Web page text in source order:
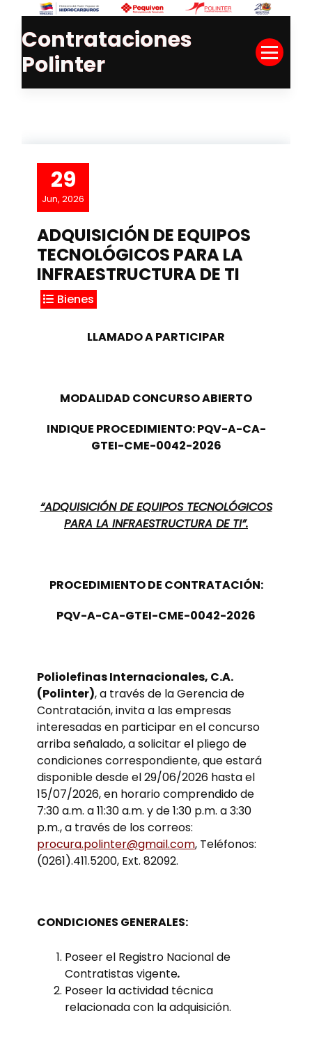
Skip
Content
Contrataciones
Polinter
29
Jun, 2026
ADQUISICIÓN DE EQUIPOS
TECNOLÓGICOS PARA LA
INFRAESTRUCTURA DE TI
Bienes
LLAMADO A PARTICIPAR
MODALIDAD CONCURSO ABIERTO
INDIQUE PROCEDIMIENTO: PQV-A-CA-
GTEI-CME-0042-2026
“ADQUISICIÓN DE EQUIPOS TECNOLÓGICOS
PARA LA INFRAESTRUCTURA DE TI”.
PROCEDIMIENTO DE CONTRATACIÓN:
PQV-A-CA-GTEI-CME-0042-2026
Poliolefinas Internacionales, C.A.
(Polinter), a través de la Gerencia de
Contratación, invita a las empresas
interesadas en participar en el concurso
arriba señalado, a solicitar el pliego de
condiciones correspondiente, que estará
disponible desde el 29/06/2026 hasta el
15/07/2026, en horario comprendido de
7:30 a.m. a 11:30 a.m. y de 1:30 p.m. a 3:30
p.m., a través de los correos:
procura.polinter@gmail.com, Teléfonos:
(0261).411.5200, Ext. 82092.
CONDICIONES GENERALES:
Poseer el Registro Nacional de
Contratistas vigente.
Poseer la actividad técnica
relacionada con la adquisición.